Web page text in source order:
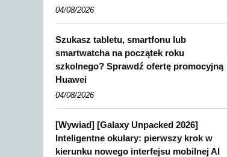
04/08/2026
Szukasz tabletu, smartfonu lub
smartwatcha na początek roku
szkolnego? Sprawdź ofertę promocyjną
Huawei
04/08/2026
[Wywiad] [Galaxy Unpacked 2026]
Inteligentne okulary: pierwszy krok w
kierunku nowego interfejsu mobilnej AI